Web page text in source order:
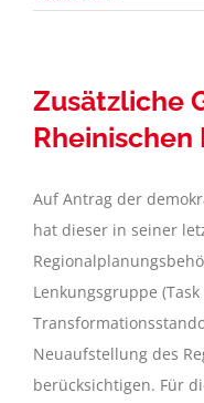
Zusätzliche
Rheinischen
Auf Antrag der
hat dieser in seiner
Lenkungsgruppe
Neuaufstellung des
berücksichtigen. Für